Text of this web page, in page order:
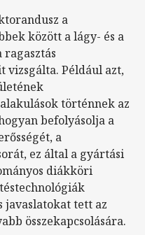
a
között a lágy- és a
vizsgálta. Például azt,
történnek az
befolyásolja a
a
ez által a gyártási
diákköri
javaslatokat tett az
összekapcsolására.